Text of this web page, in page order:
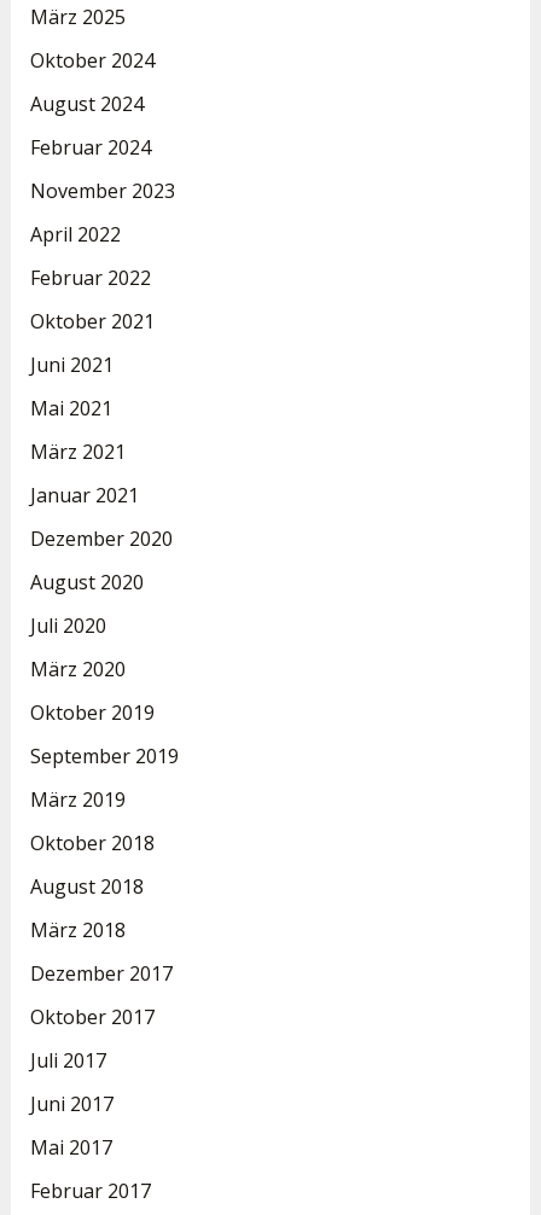
März 2025
Oktober 2024
August 2024
Februar 2024
November 2023
April 2022
Februar 2022
Oktober 2021
Juni 2021
Mai 2021
März 2021
Januar 2021
Dezember 2020
August 2020
Juli 2020
März 2020
Oktober 2019
September 2019
März 2019
Oktober 2018
August 2018
März 2018
Dezember 2017
Oktober 2017
Juli 2017
Juni 2017
Mai 2017
Februar 2017